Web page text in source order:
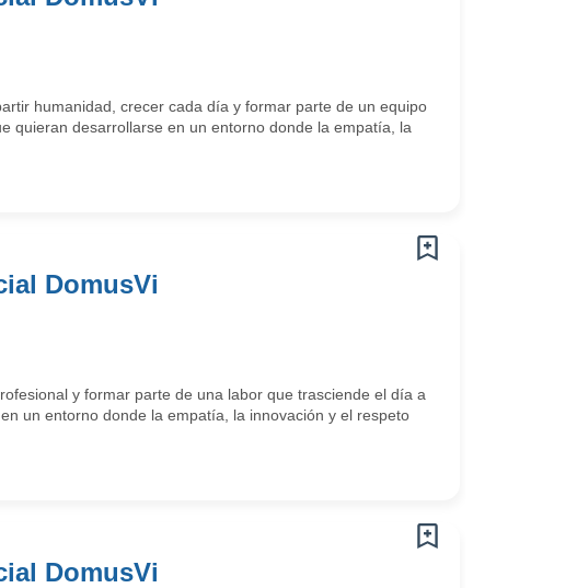
humanidad, crecer cada día y formar parte de un equipo
quieran desarrollarse en un entorno donde la empatía, la
DomusVi
y formar parte de una labor que trasciende el día a
un entorno donde la empatía, la innovación y el respeto
DomusVi